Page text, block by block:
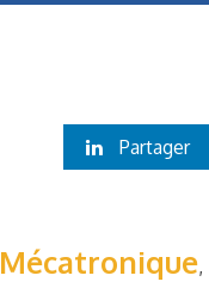
Partager
Mécatronique,